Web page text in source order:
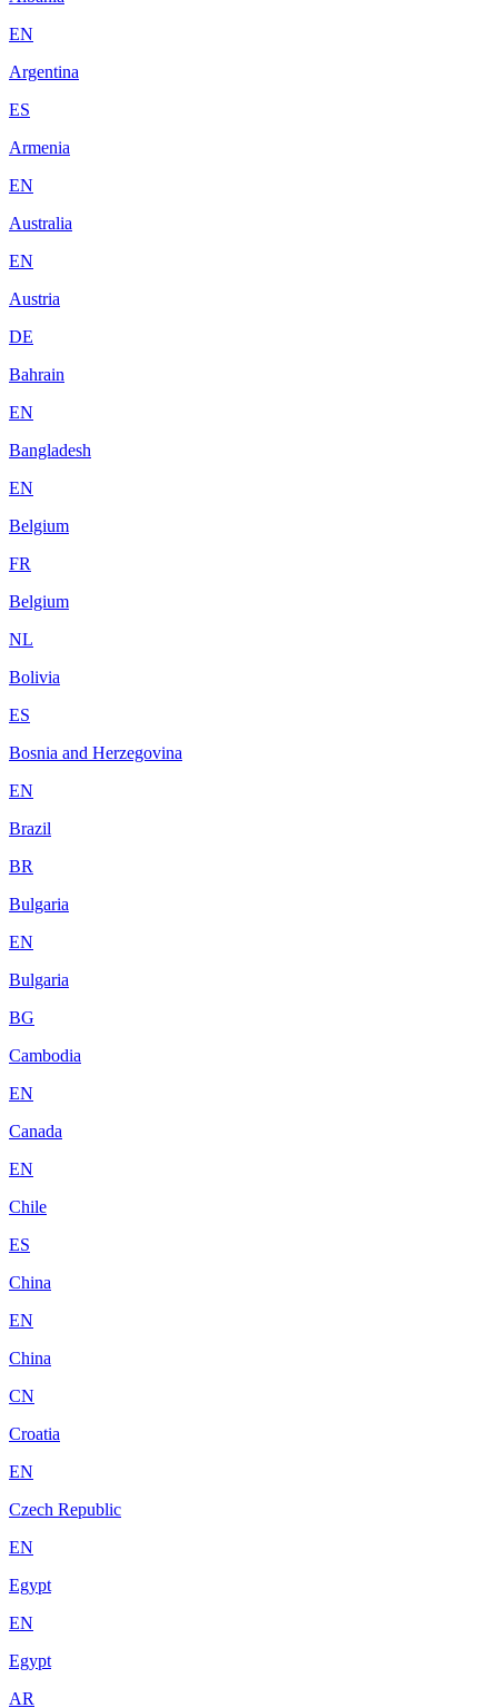
EN
Argentina
ES
Armenia
EN
Australia
EN
Austria
DE
Bahrain
EN
Bangladesh
EN
Belgium
FR
Belgium
NL
Bolivia
ES
Bosnia and Herzegovina
EN
Brazil
BR
Bulgaria
EN
Bulgaria
BG
Cambodia
EN
Canada
EN
Chile
ES
China
EN
China
CN
Croatia
EN
Czech Republic
EN
Egypt
EN
Egypt
AR